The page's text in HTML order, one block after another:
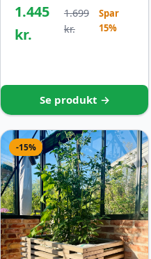
1.445
kr.
1.699
kr.
Spar
15%
Se produkt →
-15%